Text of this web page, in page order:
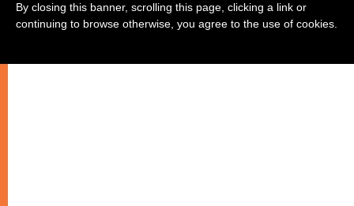
By closing this banner, scrolling this page, clicking a link or
continuing to browse otherwise, you agree to the use of cookies.